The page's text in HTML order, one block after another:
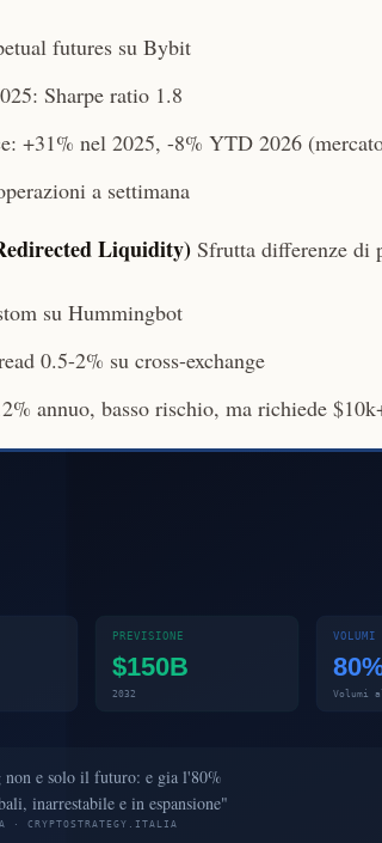
futures su Bybit
Sharpe ratio 1.8
+31% nel 2025, -8% YTD 2026
a settimana
Liquidity) Sfrutta differenze di
su Hummingbot
0.5-2% su cross-exchange
annuo, basso rischio, ma richiede